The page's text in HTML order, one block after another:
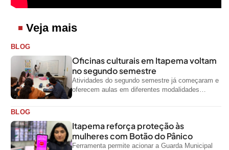
Veja mais
BLOG
Oficinas culturais em Itapema voltam
no segundo semestre
Atividades do segundo semestre já começaram e
oferecem aulas em diferentes modalidades
BLOG
Itapema reforça proteção às
mulheres com Botão do Pânico
Ferramenta permite acionar a Guarda Municipal